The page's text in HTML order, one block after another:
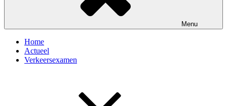
Menu
Home
Actueel
Verkeersexamen